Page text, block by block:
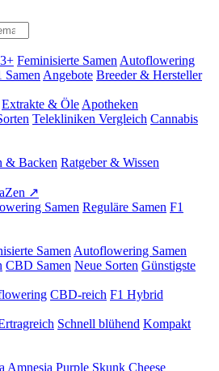
Feminisierte Samen Autoflowering
Samen Angebote Breeder & Hersteller
Extrakte & Öle Apotheken
Telekliniken Vergleich Cannabis
& Backen Ratgeber & Wissen
↗
Samen Reguläre Samen F1
Samen Autoflowering Samen
CBD Samen Neue Sorten Günstigste
CBD-reich F1 Hybrid
Schnell blühend Kompakt
Amnesia Purple Skunk Cheese